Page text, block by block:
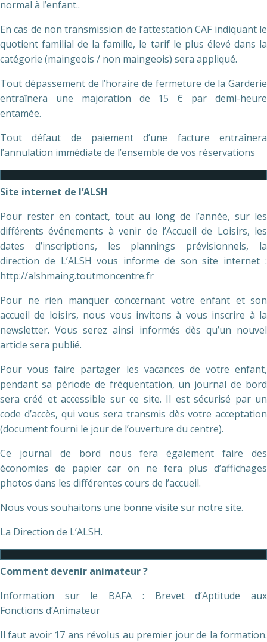
normal à l’enfant..
En cas de non transmission de l’attestation CAF indiquant le
quotient familial de la famille, le tarif le plus élevé dans la
catégorie (maingeois / non maingeois) sera appliqué.
Tout dépassement de l’horaire de fermeture de la Garderie
entraînera une majoration de 15 € par demi-heure
entamée.
Tout défaut de paiement d’une facture entraînera
l’annulation immédiate de l’ensemble de vos réservations
Site internet de l’ALSH
Pour rester en contact, tout au long de l’année, sur les
différents événements à venir de l’Accueil de Loisirs, les
dates d’inscriptions, les plannings prévisionnels, la
direction de L’ALSH vous informe de son site internet :
http://alshmaing.toutmoncentre.fr
Pour ne rien manquer concernant votre enfant et son
accueil de loisirs, nous vous invitons à vous inscrire à la
newsletter. Vous serez ainsi informés dès qu’un nouvel
article sera publié.
Pour vous faire partager les vacances de votre enfant,
pendant sa période de fréquentation, un journal de bord
sera créé et accessible sur ce site. Il est sécurisé par un
code d’accès, qui vous sera transmis dès votre acceptation
(document fourni le jour de l’ouverture du centre).
Ce journal de bord nous fera également faire des
économies de papier car on ne fera plus d’affichages
photos dans les différentes cours de l’accueil.
Nous vous souhaitons une bonne visite sur notre site.
La Direction de L’ALSH.
Comment devenir animateur ?
Information sur le BAFA : Brevet d’Aptitude aux
Fonctions d’Animateur
Il faut avoir 17 ans révolus au premier jour de la formation.